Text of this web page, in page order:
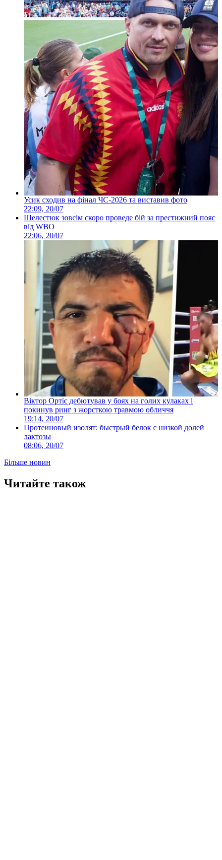
Усик сходив на фінал ЧС-2026 та виставив фото
22:09, 20/07
Шелестюк зовсім скоро проведе бій за престижний пояс
від WBO
22:06, 20/07
Віктор Ортіс дебютував у боях на голих кулаках і
покинув ринг з жорсткою травмою обличчя
19:14, 20/07
Протеиновый изолят: быстрый белок с низкой долей
лактозы
08:06, 20/07
Більше новин
Читайте також